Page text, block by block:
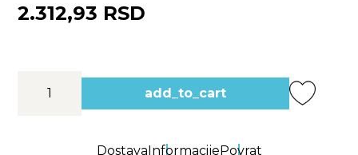
2.312,93 RSD
add_to_cart
DostavaInformacijePovrat